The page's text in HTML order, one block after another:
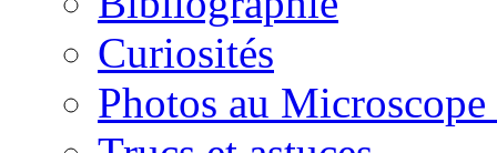
Curiosités
Photos au